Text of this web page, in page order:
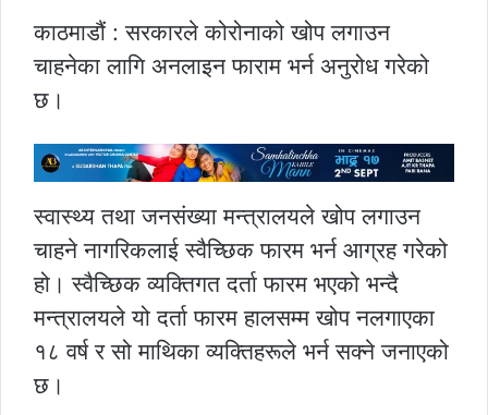
काठमाडौं : सरकारले कोरोनाको खोप लगाउन
चाहनेका लागि अनलाइन फाराम भर्न अनुरोध गरेको
छ।
स्वास्थ्य तथा जनसंख्या मन्त्रालयले खोप लगाउन
चाहने नागरिकलाई स्वैच्छिक फारम भर्न आग्रह गरेको
हो। स्वैच्छिक व्यक्तिगत दर्ता फारम भएको भन्दै
मन्त्रालयले यो दर्ता फारम हालसम्म खोप नलगाएका
१८ वर्ष र सो माथिका व्यक्तिहरूले भर्न सक्ने जनाएको
छ।